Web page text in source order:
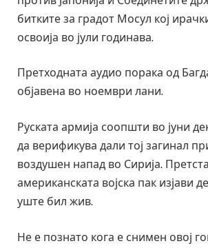
битките за градот Мосул кој
освоија во јули годинава.
Претходната аудио порака од
објавена во ноември лани.
Руската армија соопшти во јуни
да верификува дали тој загинал
воздушен напад во Сирија.
американската војска пак изјави
уште бил жив.
Не е познато кога е снимен овој